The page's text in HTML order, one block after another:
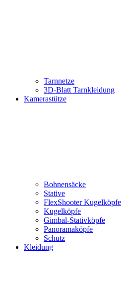
Tarnnetze
3D-Blatt Tarnkleidung
Kamerastütze
Bohnensäcke
Stative
FlexShooter Kugelköpfe
Kugelköpfe
Gimbal-Stativköpfe
Panoramaköpfe
Schutz
Kleidung